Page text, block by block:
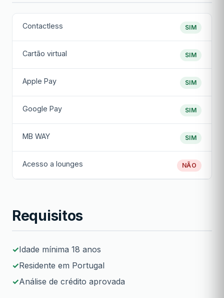
Contactless SIM
Cartão virtual SIM
Apple Pay SIM
Google Pay SIM
MB WAY SIM
Acesso a lounges NÃO
Requisitos
Idade mínima 18 anos
Residente em Portugal
Análise de crédito aprovada